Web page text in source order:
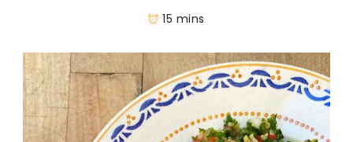
15 mins